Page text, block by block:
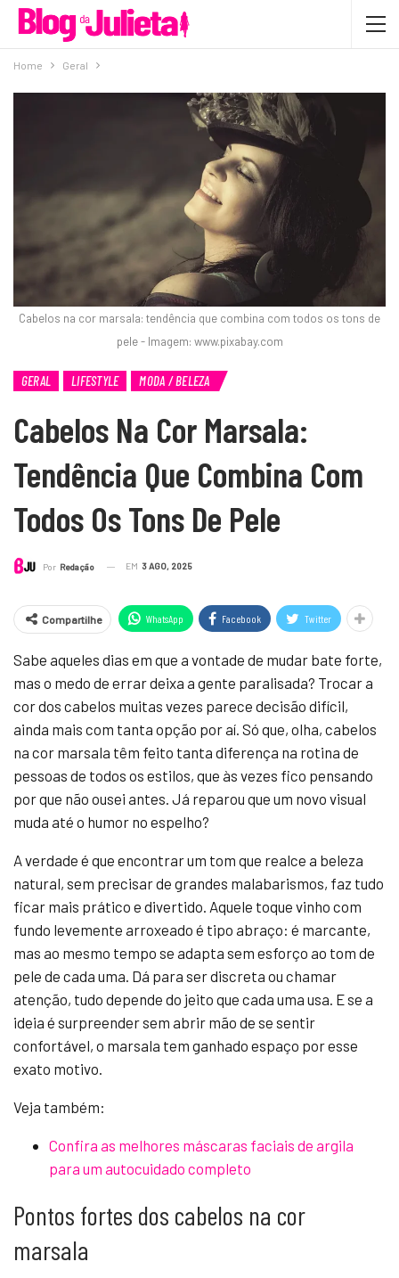
Home Geral
Cabelos na cor marsala: tendência que combina com todos os tons de
pele - Imagem: www.pixabay.com
GERAL LIFESTYLE MODA / BELEZA
Cabelos Na Cor Marsala:
Tendência Que Combina Com
Todos Os Tons De Pele
Por Redação EM 3 AGO, 2025
Compartilhe WhatsApp Facebook Twitter
Sabe aqueles dias em que a vontade de mudar bate forte,
mas o medo de errar deixa a gente paralisada? Trocar a
cor dos cabelos muitas vezes parece decisão difícil,
ainda mais com tanta opção por aí. Só que, olha, cabelos
na cor marsala têm feito tanta diferença na rotina de
pessoas de todos os estilos, que às vezes fico pensando
por que não ousei antes. Já reparou que um novo visual
muda até o humor no espelho?
A verdade é que encontrar um tom que realce a beleza
natural, sem precisar de grandes malabarismos, faz tudo
ficar mais prático e divertido. Aquele toque vinho com
fundo levemente arroxeado é tipo abraço: é marcante,
mas ao mesmo tempo se adapta sem esforço ao tom de
pele de cada uma. Dá para ser discreta ou chamar
atenção, tudo depende do jeito que cada uma usa. E se a
ideia é surpreender sem abrir mão de se sentir
confortável, o marsala tem ganhado espaço por esse
exato motivo.
Veja também:
Confira as melhores máscaras faciais de argila
para um autocuidado completo
Pontos fortes dos cabelos na cor
marsala